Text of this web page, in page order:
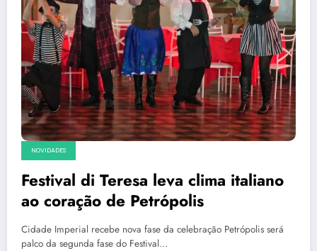
NOVIDADES
Festival di Teresa leva clima italiano
ao coração de Petrópolis
Cidade Imperial recebe nova fase da celebração Petrópolis será
palco da segunda fase do Festival…